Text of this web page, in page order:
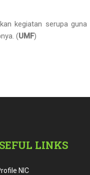
kegiatan serupa
(UMF)
LINKS
NIC